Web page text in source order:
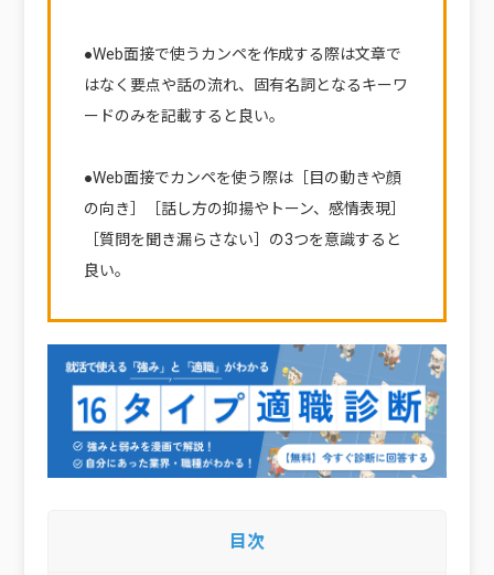
●Web面接で使うカンペを作成する際は文章で
はなく要点や話の流れ、固有名詞となるキーワ
ードのみを記載すると良い。
●Web面接でカンペを使う際は［目の動きや顔
の向き］［話し方の抑揚やトーン、感情表現］
［質問を聞き漏らさない］の3つを意識すると
良い。
目次